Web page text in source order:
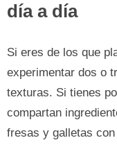
día a día
Si eres de los que
experimentar dos o
texturas. Si tienes
compartan
fresas y galletas